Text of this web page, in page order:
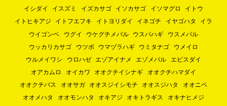
イシダイ
イスズミ イズカサゴ イソカサゴ イソマグロ
イトウ
イトヒキアジ
イトフエフキ イトヨリダイ イネゴチ イヤゴハタ
イラ
ウイゴンベ
ウグイ ウケグチメバル ウスバハギ
ウスメバル
ウッカリカサゴ
ウツボ ウマヅラハギ ウミタナゴ
ウメイロ
ウルメイワシ
ウロハゼ エゾアイナメ エゾメバル
エビスダイ
オアカムロ
オイカワ オオクチイシナギ
オオクチハマダイ
オオクチバス
オオサガ オオスジイシモチ オオスジハタ
オオニベ
オオメハタ
オオモンハタ オキアジ オキトラギス
オキナヒメジ